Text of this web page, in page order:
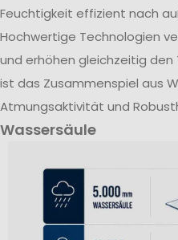
Feuchtigkeit effizient nach
Hochwertige Technologien
und erhöhen gleichzeitig
ist das Zusammenspiel aus
Atmungsaktivität und
Wassersäule